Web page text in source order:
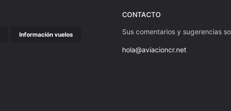
Información vuelos
CONTACTO
Sus comentarios y sugerencias
hola@aviacioncr.net